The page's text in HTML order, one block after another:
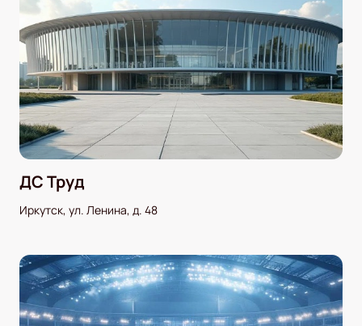
ДС Труд
Иркутск, ул. Ленина, д. 48